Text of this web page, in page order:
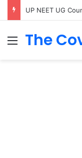
Menu
The